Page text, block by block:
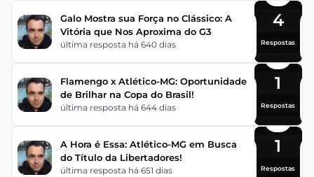
Galo Mostra sua Força no Clássico: A
Vitória que Nos Aproxima do G3
última resposta há 640 dias
4
Respostas
Flamengo x Atlético-MG: Oportunidade
de Brilhar na Copa do Brasil!
última resposta há 644 dias
1
Respostas
A Hora é Essa: Atlético-MG em Busca
do Título da Libertadores!
última resposta há 651 dias
1
Respostas